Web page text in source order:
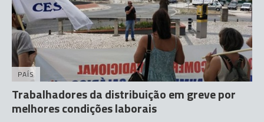
PAÍS
Trabalhadores da distribuição em greve por
melhores condições laborais